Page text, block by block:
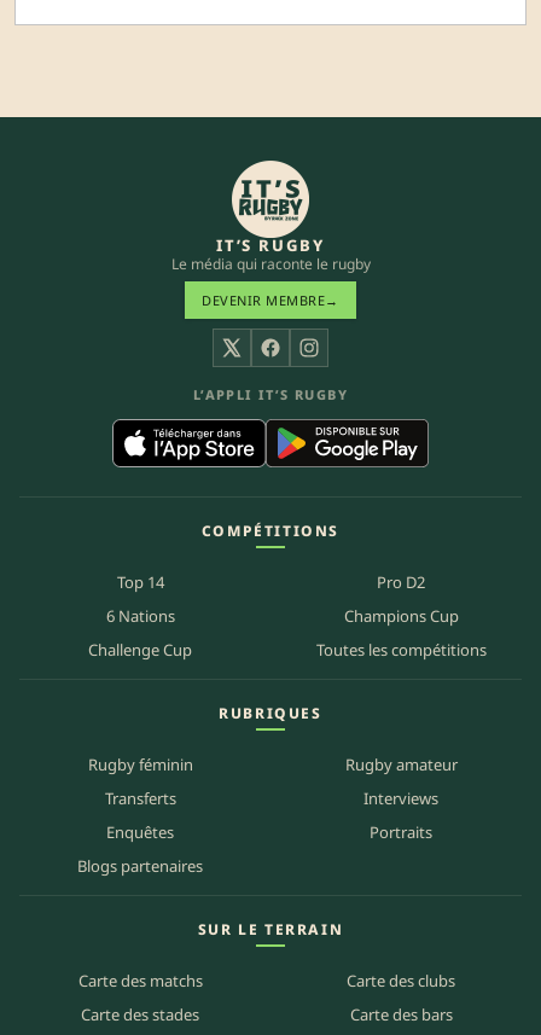
IT’S RUGBY
Le média qui raconte le rugby
DEVENIR MEMBRE→
X FacebookInstagram
L’APPLI IT’S RUGBY
COMPÉTITIONS
Top 14
Pro D2
6 Nations
Champions Cup
Challenge Cup
Toutes les compétitions
RUBRIQUES
Rugby féminin
Rugby amateur
Transferts
Interviews
Enquêtes
Portraits
Blogs partenaires
SUR LE TERRAIN
Carte des matchs
Carte des clubs
Carte des stades
Carte des bars